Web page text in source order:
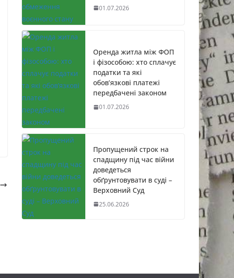
01.07.2026
Оренда житла між ФОП
і фізособою: хто сплачує
податки та які
обов’язкові платежі
передбачені законом
01.07.2026
Пропущений строк на
спадщину під час війни
доведеться
обґрунтовувати в суді –
Верховний Суд
25.06.2026